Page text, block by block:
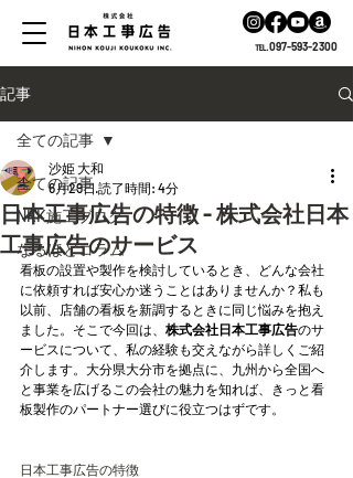
℡.097-593-2300
記事
全ての記事
NKK施工ブログ
なるほどコラム
全ての記事
日本工事広告の特徴 - 株式会社日本
工事広告のサービス
沙姫 大和
6月29日 読了時間: 4分
看板の設置や製作を検討しているとき、どんな会社
に依頼すれば安心か迷うことはありませんか？私も
以前、店舗の看板を新調するときに同じ悩みを抱え
ました。そこで今回は、 株式会社日本工事広告のサ
ービスについて、私の経験も交えながら詳しくご紹
介します。大分県大分市を拠点に、九州から全国へ
と事業を広げるこの会社の魅力を知れば、きっと看
板製作のパートナー選びに役立つはずです。
日本工事広告の特徴